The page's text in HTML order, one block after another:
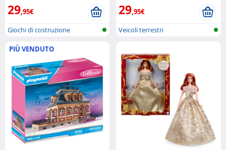
29,95€
Giochi di costruzione
29,95€
Veicoli terrestri
PIÙ VENDUTO